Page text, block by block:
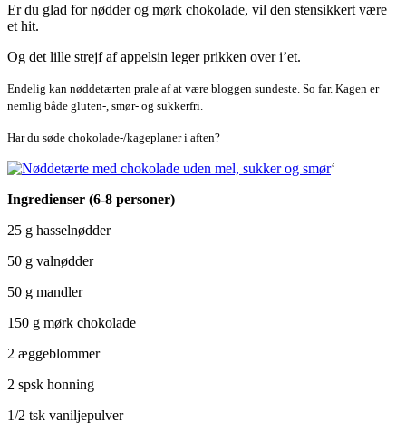
Er du glad for nødder og mørk chokolade, vil den stensikkert være
et hit.
Og det lille strejf af appelsin leger prikken over i’et.
Endelig kan nøddetærten prale af at være bloggen sundeste. So far. Kagen er
nemlig både gluten-, smør- og sukkerfri.
Har du søde chokolade-/kageplaner i aften?
‘
Ingredienser (6-8 personer)
25 g hasselnødder
50 g valnødder
50 g mandler
150 g mørk chokolade
2 æggeblommer
2 spsk honning
1/2 tsk vaniljepulver